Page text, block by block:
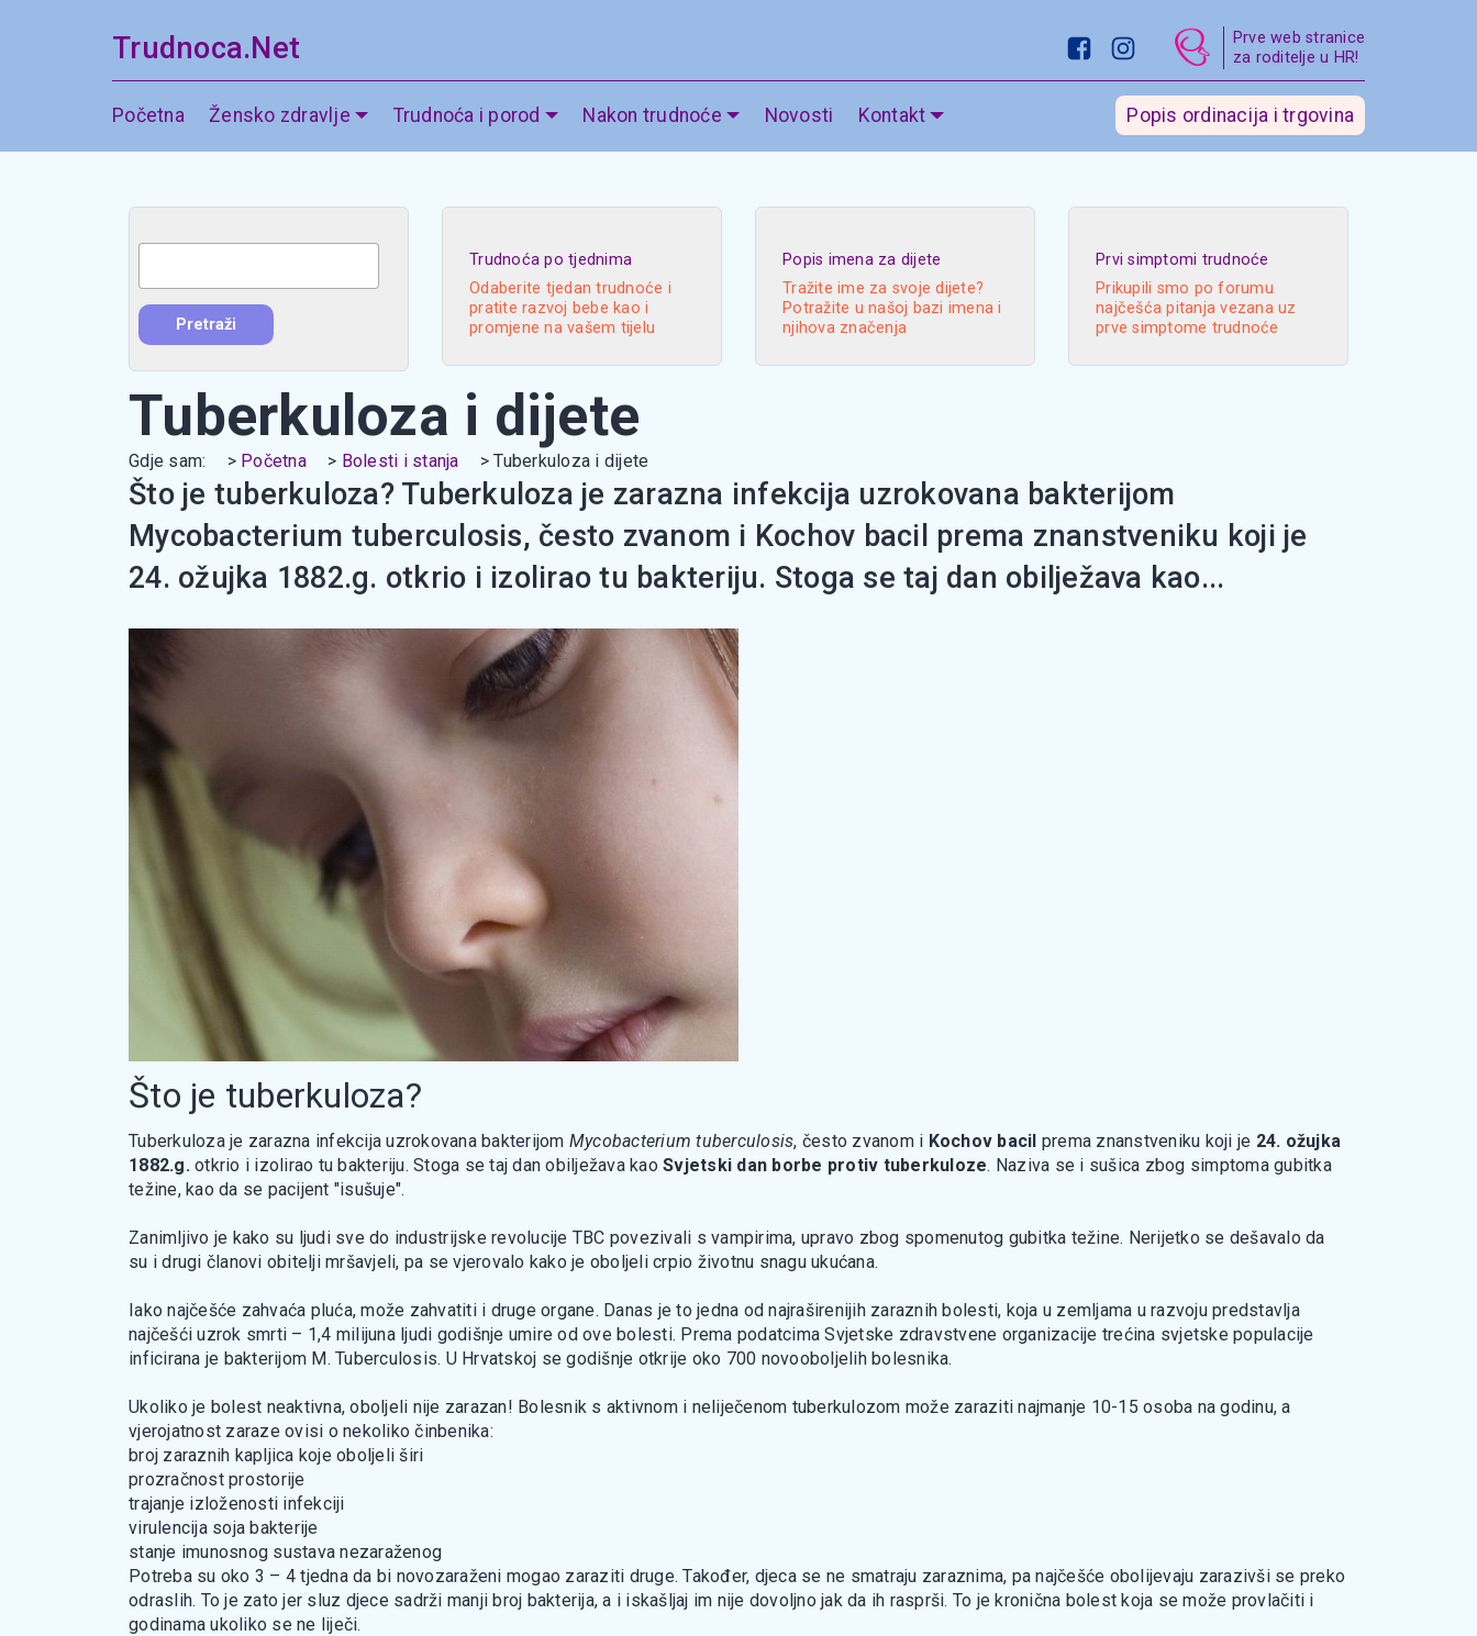
Trudnoca.Net
Prve web stranice
za roditelje u HR!
Početna Žensko zdravlje Trudnoća i porod Nakon trudnoće Novosti Kontakt Popis ordinacija i trgovina
Trudnoća po tjednima
Odaberite tjedan trudnoće i
pratite razvoj bebe kao i
promjene na vašem tijelu
Popis imena za dijete
Tražite ime za svoje dijete?
Potražite u našoj bazi imena i
njihova značenja
Prvi simptomi trudnoće
Prikupili smo po forumu
najčešća pitanja vezana uz
prve simptome trudnoće
Tuberkuloza i dijete
Gdje sam: Početna Bolesti i stanja Tuberkuloza i dijete
Što je tuberkuloza? Tuberkuloza je zarazna infekcija uzrokovana bakterijom
Mycobacterium tuberculosis, često zvanom i Kochov bacil prema znanstveniku koji je
24. ožujka 1882.g. otkrio i izolirao tu bakteriju. Stoga se taj dan obilježava kao...
Što je tuberkuloza?
Tuberkuloza je zarazna infekcija uzrokovana bakterijom Mycobacterium tuberculosis, često zvanom i Kochov bacil prema znanstveniku koji je 24. ožujka
1882.g. otkrio i izolirao tu bakteriju. Stoga se taj dan obilježava kao Svjetski dan borbe protiv tuberkuloze. Naziva se i sušica zbog simptoma gubitka
težine, kao da se pacijent "isušuje".
Zanimljivo je kako su ljudi sve do industrijske revolucije TBC povezivali s vampirima, upravo zbog spomenutog gubitka težine. Nerijetko se dešavalo da
su i drugi članovi obitelji mršavjeli, pa se vjerovalo kako je oboljeli crpio životnu snagu ukućana.
Iako najčešće zahvaća pluća, može zahvatiti i druge organe. Danas je to jedna od najraširenijih zaraznih bolesti, koja u zemljama u razvoju predstavlja
najčešći uzrok smrti – 1,4 milijuna ljudi godišnje umire od ove bolesti. Prema podatcima Svjetske zdravstvene organizacije trećina svjetske populacije
inficirana je bakterijom M. Tuberculosis. U Hrvatskoj se godišnje otkrije oko 700 novooboljelih bolesnika.
Ukoliko je bolest neaktivna, oboljeli nije zarazan! Bolesnik s aktivnom i neliječenom tuberkulozom može zaraziti najmanje 10-15 osoba na godinu, a
vjerojatnost zaraze ovisi o nekoliko činbenika:
broj zaraznih kapljica koje oboljeli širi
prozračnost prostorije
trajanje izloženosti infekciji
virulencija soja bakterije
stanje imunosnog sustava nezaraženog
Potreba su oko 3 – 4 tjedna da bi novozaraženi mogao zaraziti druge. Također, djeca se ne smatraju zaraznima, pa najčešće obolijevaju zarazivši se preko
odraslih. To je zato jer sluz djece sadrži manji broj bakterija, a i iskašljaj im nije dovoljno jak da ih rasprši. To je kronična bolest koja se može provlačiti i
godinama ukoliko se ne liječi.